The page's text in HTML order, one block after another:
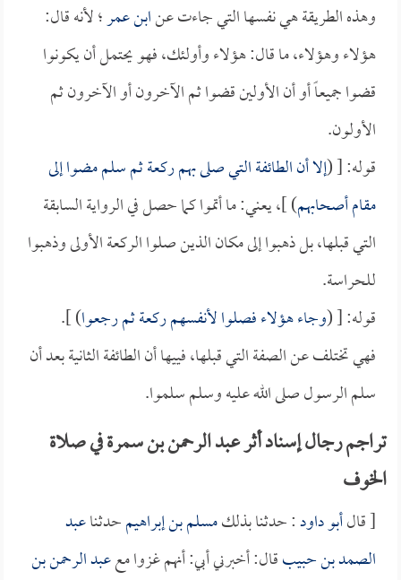
وهذه الطريقة هي نفسها التي جاءت عنابن عمر؛ لأنه قال:
هؤلاء وهؤلاء، ما قال: هؤلاء وأولئك، فهو يحتمل أن يكونوا
قضوا جميعاً أو أن الأولين قضوا ثم الآخرون أو الآخرون ثم
الأولون.
قوله: [ (إلا أن الطائفة التي صلى بهم ركعة ثم سلم مضوا إلى
مقام أصحابهم) ]، يعني: ما أتموا كما حصل في الرواية السابقة
التي قبلها، بل ذهبوا إلى مكان الذين صلوا الركعة الأولى وذهبوا
للحراسة.
قوله: [ (وجاء هؤلاء فصلوا لأنفسهم ركعة ثم رجعوا) ].
فهي تختلف عن الصفة التي قبلها، فييها أن الطائفة الثانية بعد أن
سلم الرسول صلى الله عليه وسلم سلموا.
تراجم رجال إسناد أثر عبد الرحمن بن سمرة في صلاة
الخوف
[ قالأبو داود: حدثنا بذلكمسلم بن إبراهيمحدثناعبد
الصمد بن حبيبقال: أخبرني أبي: أنهم غزوا مععبد الرحمن بن